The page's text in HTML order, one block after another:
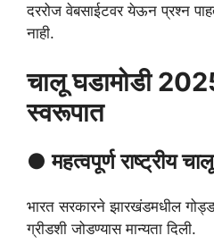
दररोज वेबसाईटवर येऊन प्रश्न
नाही.
चालू घडामोडी
स्वरूपात
● महत्वपूर्णराष्ट्रीय
भारत सरकारने झारखंडमधील गोड्डा
ग्रीडशी जोडण्यास मान्यता दिली.